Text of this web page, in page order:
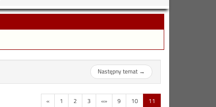
Następny temat→
« 1 2 3 «» 9 10 11